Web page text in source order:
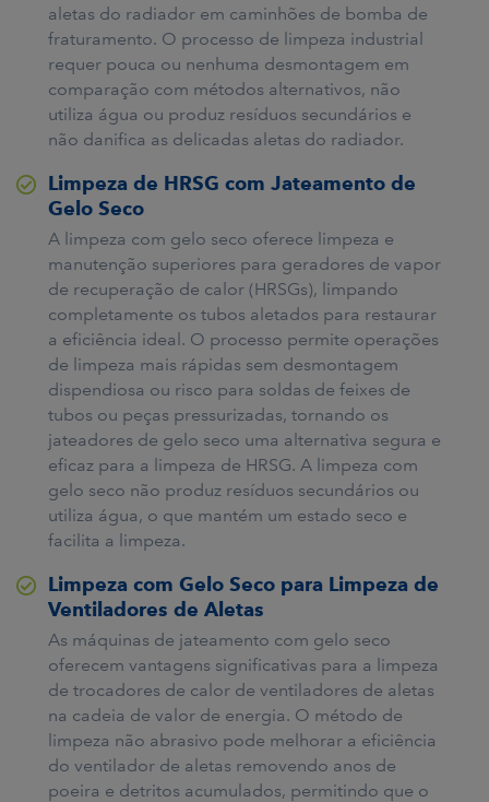
aletas do radiador em caminhões de bomba de
fraturamento. O processo de limpeza industrial
requer pouca ou nenhuma desmontagem em
comparação com métodos alternativos, não
utiliza água ou produz resíduos secundários e
não danifica as delicadas aletas do radiador.
Limpeza de HRSG com Jateamento de
Gelo Seco
A limpeza com gelo seco oferece limpeza e
manutenção superiores para geradores de vapor
de recuperação de calor (HRSGs), limpando
completamente os tubos aletados para restaurar
a eficiência ideal. O processo permite operações
de limpeza mais rápidas sem desmontagem
dispendiosa ou risco para soldas de feixes de
tubos ou peças pressurizadas, tornando os
jateadores de gelo seco uma alternativa segura e
eficaz para a limpeza de HRSG. A limpeza com
gelo seco não produz resíduos secundários ou
utiliza água, o que mantém um estado seco e
facilita a limpeza.
Limpeza com Gelo Seco para Limpeza de
Ventiladores de Aletas
As máquinas de jateamento com gelo seco
oferecem vantagens significativas para a limpeza
de trocadores de calor de ventiladores de aletas
na cadeia de valor de energia. O método de
limpeza não abrasivo pode melhorar a eficiência
do ventilador de aletas removendo anos de
poeira e detritos acumulados, permitindo que o